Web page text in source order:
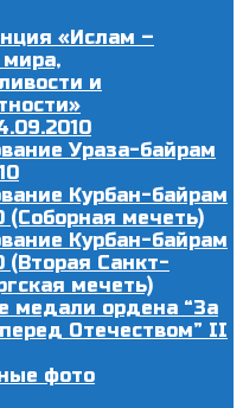
«Ислам –
мира,
и
Ураза-байрам
Курбан-байрам
(Соборная мечеть)
Курбан-байрам
(Вторая Санкт-
мечеть)
медали ордена “За
Отечеством” II
фото